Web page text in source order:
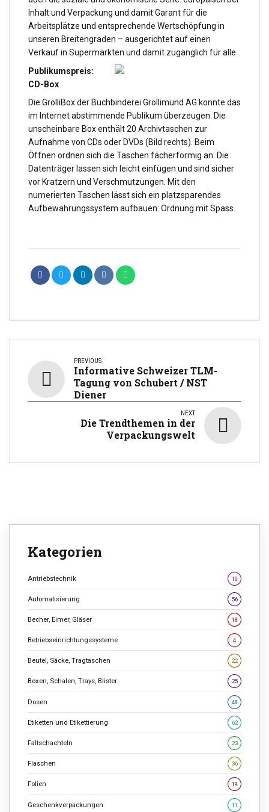
Inhalt und Verpackung und damit Garant für die
Arbeitsplätze und entsprechende Wertschöpfung in
unseren Breitengraden – ausgerichtet auf einen
Verkauf in Supermärkten und damit zugänglich für alle.
Publikumspreis:
CD-Box
Die GrolliBox der Buchbinderei Grollimund AG konnte das
im Internet abstimmende Publikum überzeugen. Die
unscheinbare Box enthält 20 Archivtaschen zur
Aufnahme von CDs oder DVDs (Bild rechts). Beim
Öffnen ordnen sich die Taschen fächerförmig an. Die
Datenträger lassen sich leicht einfügen und sind sicher
vor Kratzern und Verschmutzungen. Mit den
numerierten Taschen lässt sich ein platzsparendes
Aufbewahrungssystem aufbauen: Ordnung mit Spass.
PREVIOUS
Informative Schweizer TLM-
Tagung von Schubert / NST
Diener
NEXT
Die Trendthemen in der
Verpackungswelt
Kategorien
Antriebstechnik 10
Automatisierung 56
Becher, Eimer, Gläser 18
Betriebseinrichtungssysteme 4
Beutel, Säcke, Tragtaschen 22
Boxen, Schalen, Trays, Blister 25
Dosen 48
Etiketten und Etikettierung 62
Faltschachteln 23
Flaschen 36
Folien 19
Geschenkverpackungen 11